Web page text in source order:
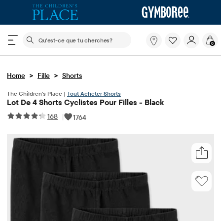
Le champ de recherche ci-dessous filtre les
Qu'est-
que
0
Home > Fille > Shorts
The Children's Place | Tout Acheter Shorts
Lot De 4 Shorts Cyclistes Pour Filles - Black
168 | 1764